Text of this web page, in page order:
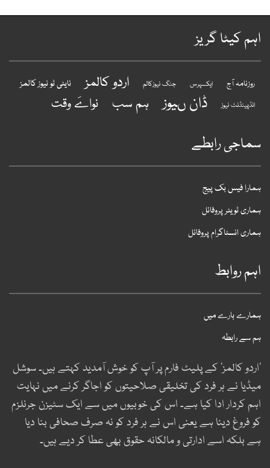
کیٹا گریز
روزنامہ آج ایکسپرس جنگ نیوزکالم اردو کالمز نایٹی ٹو نیوز کالمز
انڈپینڈنٹ نیوز ڈان ںیوز ہم سب نواےَ وقت
رابطے
فیس بک پیج
ٹویٹر پروفائل
انسٹاگرام پروفائل
روابط
بارے میں
سے رابطہ
کالمز‘ کے پلیٹ فارم پر آپ کو خوش آمدید کہتے ہیں۔ سوشل
نے ہر فرد کی تخلیقی صلاحیتوں کو اجاگر کرنے میں نہایت
کردار ادا کیا ہے۔ اس کی خوبیوں میں سے ایک سٹیزن جرنلزم
فروغ دینا ہے یعنی اس نے ہر فرد کو نہ صرف صحافی بنا دیا
بلکہ اسے ادارتی و مالکانہ حقوق بھی عطا کر دیے ہیں۔